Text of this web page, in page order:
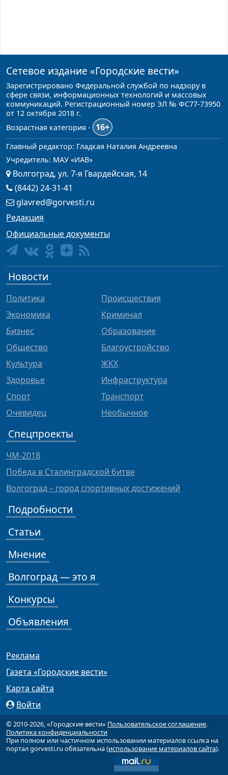
Сетевое издание «Городские вести»
Зарегистрировано Федеральной службой по надзору в
сфере связи, информационных технологий и массовых
коммуникаций. Регистрационный номер ЭЛ № ФС77-73950
от 12 октября 2018 г.
Возрастная категория -
16+
Главный редактор: Гладкая Наталия Андреевна
Учредитель: МАУ «ИАВ»
Волгоград, ул. 7-я Гвардейская, 14
(8442) 24-31-41
glavred@gorvesti.ru
Редакция
Официальные документы
Новости
Политика
Экономика
Бизнес
Общество
Культура
Здоровье
Спорт
Очевидец
Происшествия
Криминал
Образование
Благоустройство
ЖКХ
Инфраструктура
Транспорт
Необычное
Спецпроекты
ЧМ-2018
Победа в Сталинградской битве
Волгоград – город спортивных достижений
Подробности
Статьи
Мнение
Волгоград — это я
Конкурсы
Объявления
Реклама
Газета «Городские вести»
Карта сайта
Войти
© 2010-2026, «Городские вести» Пользовательское соглашение.
Политика конфиденциальности
При полном или частичном использовании материалов ссылка на
портал gorvesti.ru обязательна (использование материалов сайта).